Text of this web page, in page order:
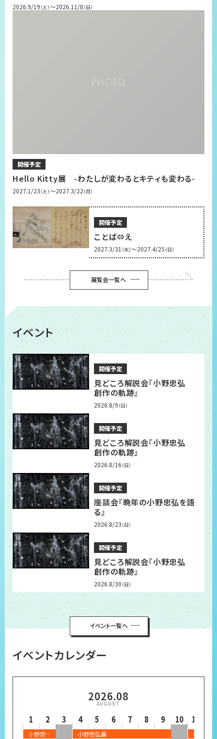
2026.9/19 （土）～2026.11/8 （日）
開催予定
Hello Kitty展 -わたしが変わるとキティも変わる-
2027.1/23 （土）～2027.3/22（月）
開催予定
ことば⇔え
2027.3/31 （水）～2027.4/25 （日）
展覧会一覧へ
イベント
開催予定
見どころ解説会『小野忠弘
創作の軌跡』
2026.8/9 （日）
開催予定
見どころ解説会『小野忠弘
創作の軌跡』
2026.8/16 （日）
開催予定
座談会『晩年の小野忠弘を語
る』
2026.8/23 （日）
開催予定
見どころ解説会『小野忠弘
創作の軌跡』
2026.8/30 （日）
イベント一覧へ
イベントカレンダー
2026.08
1 2 3 4 5 6 7 8 9 10 11
小野忠弘展
小野忠弘展
小野忠